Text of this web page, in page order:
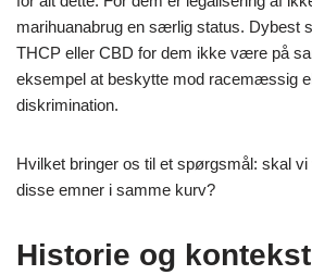
marihuanabrug en særlig status. Dybest
THCP eller CBD for dem ikke være på
eksempel at beskytte mod racemæssig
diskrimination.
Hvilket bringer os til et spørgsmål: skal
disse emner i samme kurv?
Historie og